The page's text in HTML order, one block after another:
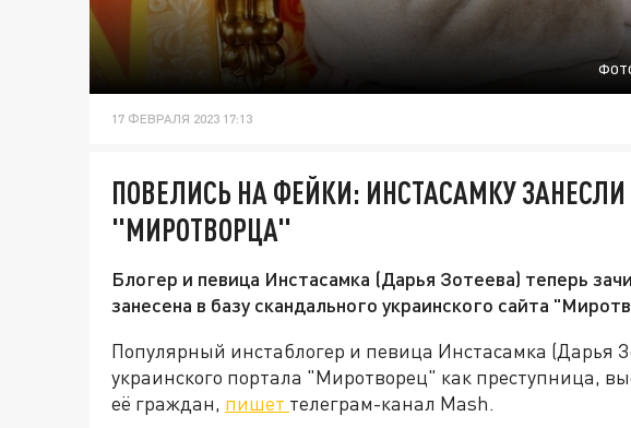
17 ФЕВРАЛЯ 2023 17:13
ПОВЕЛИСЬ НА ФЕЙКИ: ИНСТАСАМКУ ЗАНЕСЛИ
"МИРОТВОРЦА"
Блогер и певица Инстасамка (Дарья Зотеева) теперь
занесена в базу скандального украинского сайта
Популярный инстаблогер и певица Инстасамка (Дарья
украинского портала "Миротворец" как преступница,
её граждан, пишет телеграм-канал Mash.